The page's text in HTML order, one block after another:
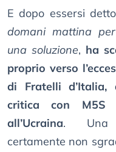
E dopo essersi
domani mattina
una soluzione, ha
proprio verso
di Fratelli
critica con
all’Ucraina. Una
certamente non